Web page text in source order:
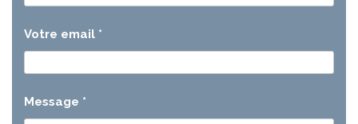
Votre email *
Message *